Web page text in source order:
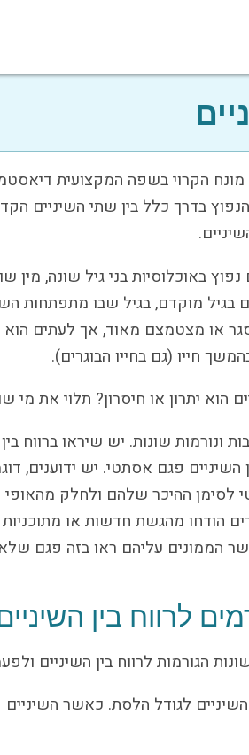
בדרך כלל בין שתי השיניים
באוכלוסיות בני גיל שונה, מין
בגיל מוקדם, בגיל שבו מתפתחות
או מצטמצם מאוד, אך לעתים
חייו (גם בחייו הבוגרים).
הוא יתרון או חיסרון? תלוי את מי
ונורמות שונות. יש שיראו ברווח
השיניים פגם אסתטי. יש ידוענים,
ההיכר שלהם ולחלק מהאופי
הודחו מהגשת חדשות או מתוכניות
הממונים עליהם ראו בזה פגם
לרווח בין
הגורמות לרווח בין השיניים
לגודל הלסת. כאשר השיניים